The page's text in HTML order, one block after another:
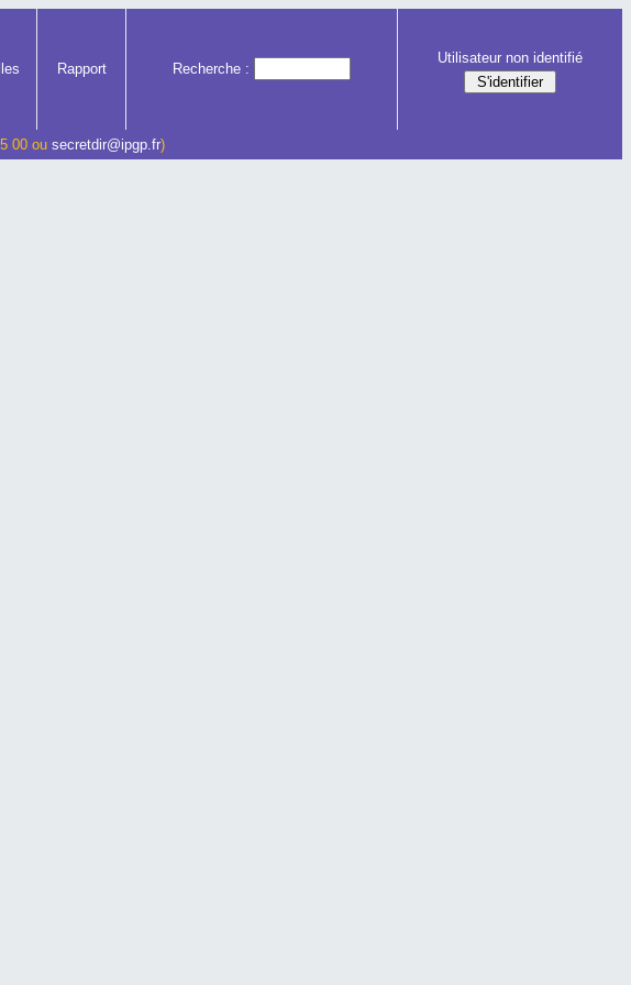
Rapport Recherche :
Utilisateur non identifié
00 ou secretdir@ipgp.fr)